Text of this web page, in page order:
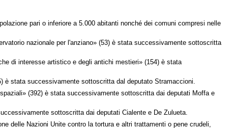
pari o inferiore a 5.000 abitanti nonché dei comuni compresi nelle
nazionale per l'anziano» (53) è stata successivamente sottoscritta
di interesse artistico e degli antichi mestieri» (154) è stata
è stata successivamente sottoscritta dal deputato Stramaccioni.
(392) è stata successivamente sottoscritta dai deputati Moffa e
sottoscritta dai deputati Cialente e De Zulueta.
delle Nazioni Unite contro la tortura e altri trattamenti o pene crudeli,